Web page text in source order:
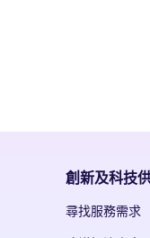
創新及科技
尋找服務需求